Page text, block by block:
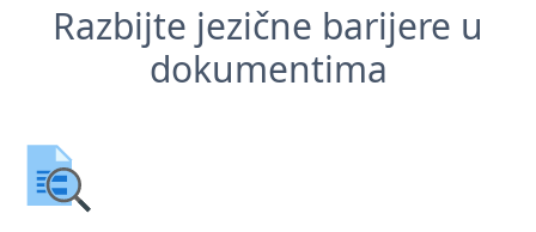
Razbijte jezične barijere u
dokumentima